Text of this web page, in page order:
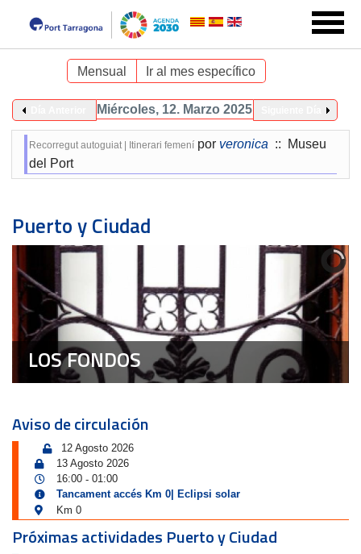
Mensual Ir al mes específico
Miércoles, 12. Marzo 2025
Recorregut autoguiat | Itinerari femení por veronica :: Museu
del Port
Puerto y Ciudad
LOS FONDOS
Aviso de circulación
12 Agosto 2026
13 Agosto 2026
16:00 - 01:00
Tancament accés Km 0| Eclipsi solar
Km 0
Próximas actividades Puerto y Ciudad